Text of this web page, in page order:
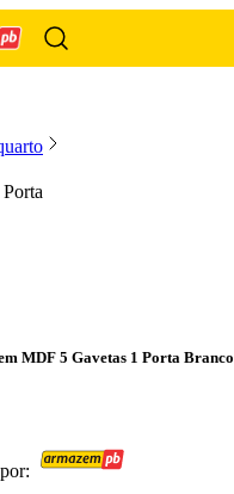
MDF 5 Gavetas 1 Porta Branco